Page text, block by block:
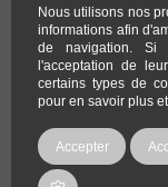
Nous utilisons nos
informations afin
de navigation. Si
l'acceptation de
certains types de
pour en savoir plus
Accepter
NEWSLETTER